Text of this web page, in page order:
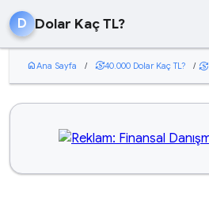
D Dolar Kaç TL?
homeAna Sayfa / currency_exchange40.000 Dolar Kaç TL? / currency_exchange